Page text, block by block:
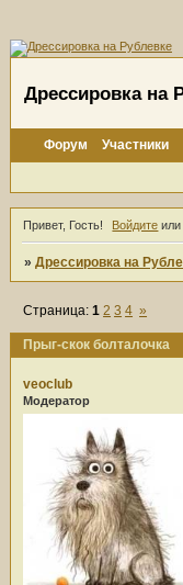
Дрессировка на
Форум Участники
Привет, Гость! Войдите
»Дрессировка на
Прыг-скок болталочка
Страница:1 2 3 4 »
veoclub
Модератор